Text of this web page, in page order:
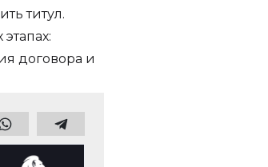
титул.
договора и